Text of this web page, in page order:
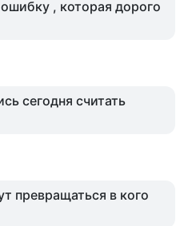
, которая дорого
сегодня считать
превращаться в кого